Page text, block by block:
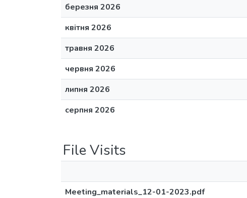
березня 2026
квітня 2026
травня 2026
червня 2026
липня 2026
серпня 2026
File Visits
Meeting_materials_12-01-2023.pdf